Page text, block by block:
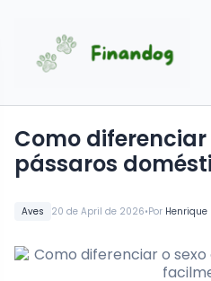
Aves 20 de April de 2026•Por Henrique
Como diferenciar
pássaros